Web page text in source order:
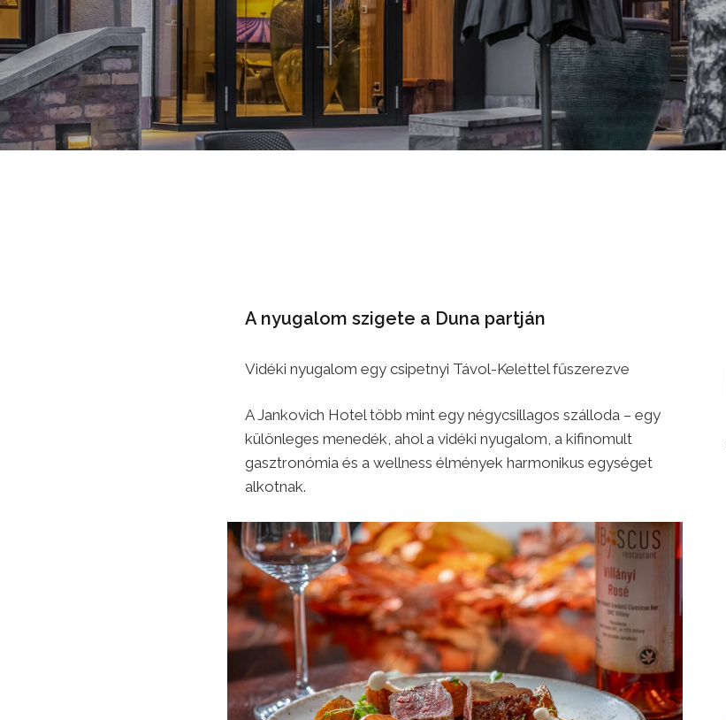
A nyugalom szigete a Duna partján
Vidéki nyugalom egy csipetnyi Távol-Kelettel fűszerezve
A Jankovich Hotel több mint egy négycsillagos szálloda – egy
különleges menedék, ahol a vidéki nyugalom, a kifinomult
gasztronómia és a wellness élmények harmonikus egységet
alkotnak.